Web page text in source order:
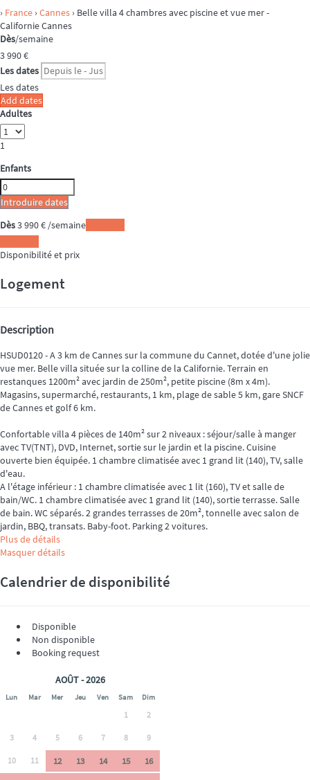
› France ›Cannes › Belle villa 4 chambres avec piscine et vue mer -
Californie Cannes
Dès/semaine
3 990€
Les dates
Les dates
Add dates
Adultes
1
Enfants
Introduire dates
Dès3 990€ /semaine
Disponibilité et prix
Logement
Description
HSUD0120 - A 3 km de Cannes sur la commune du Cannet, dotée d'une jolie
vue mer. Belle villa située sur la colline de la Californie. Terrain en
restanques 1200m² avec jardin de 250m², petite piscine (8m x 4m).
Magasins, supermarché, restaurants, 1 km, plage de sable 5 km, gare SNCF
de Cannes et golf 6 km.
Confortable villa 4 pièces de 140m² sur 2 niveaux : séjour/salle à manger
avec TV(TNT), DVD, Internet, sortie sur le jardin et la piscine. Cuisine
ouverte bien équipée. 1 chambre climatisée avec 1 grand lit (140), TV, salle
d'eau.
A l'étage inférieur : 1 chambre climatisée avec 1 lit (160), TV et salle de
bain/WC. 1 chambre climatisée avec 1 grand lit (140), sortie terrasse. Salle
de bain. WC séparés. 2 grandes terrasses de 20m², tonnelle avec salon de
jardin, BBQ, transats. Baby-foot. Parking 2 voitures.
Plus de détails
Masquer détails
Calendrier de disponibilité
Disponible
Non disponible
Booking request
AOÛT - 2026
Lun Mar Mer Jeu Ven Sam Dim
1 2
3 4 5 6 7 8 9
10 11 12 13 14 15
16